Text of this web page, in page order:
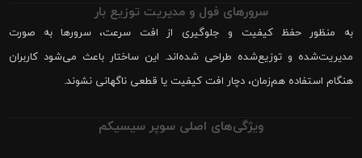
سرورهای فول و مدیریت توزیع بار
به منظور حفظ کیفیت و جلوگیری از افت سرعت، سرورها به صورت
مدیریت‌شده و توزیع‌شده طراحی شده‌اند. این ساختار باعث می‌شود کاربران
هنگام استفاده هم‌زمان، دچار افت کیفیت یا قطعی ناگهانی نشوند.
ویژگی‌های اصلی سوپر سیسیکم